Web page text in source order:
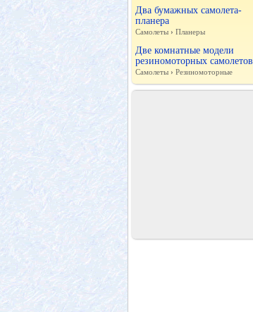
Два бумажных самолета-
планера
Самолеты › Планеры
Две комнатные модели
резиномоторных самолетов
Самолеты › Резиномоторные